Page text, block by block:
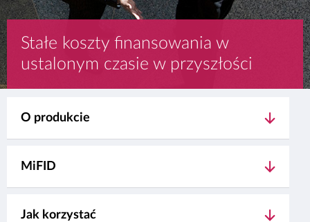
Stałe koszty finansowania w
ustalonym czasie w przyszłości
O produkcie
MiFID
Jak korzystać